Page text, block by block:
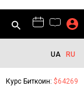
UA RU
Курс Биткоин: $64269